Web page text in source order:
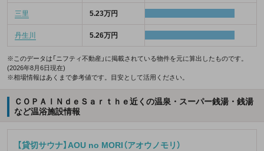
三里 5.23万円
丹生川 5.26万円
※このデータは「ニフティ不動産」に掲載されている物件を元に算出したものです。
(2026年8月6日現在)
※相場情報はあくまで参考値です。目安として活用ください。
ＣＯＰＡＩＮｄｅＳａｒｔｈｅ近くの温泉・スーパー銭湯・銭湯
など温浴施設情報
【貸切サウナ】AOU no MORI（アオウノモリ）